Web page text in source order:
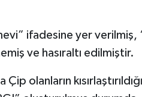
ifadesine yer verilmiş,
ve hasıraltı edilmiştir.
olanların